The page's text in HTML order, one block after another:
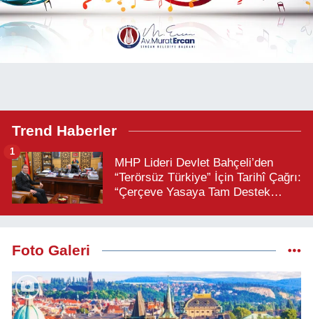
Trend Haberler
MHP Lideri Devlet Bahçeli’den
“Terörsüz Türkiye” İçin Tarihî Çağrı:
“Çerçeve Yasaya Tam Destek
1
Foto Galeri